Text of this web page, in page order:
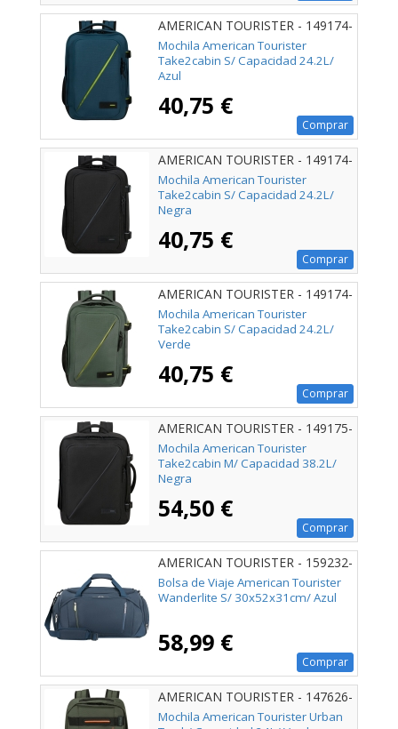
AMERICAN TOURISTER - 149174-
0528
Mochila American Tourister
Take2cabin S/ Capacidad 24.2L/
Azul
40,75 €
Comprar
AMERICAN TOURISTER - 149174-
1041
Mochila American Tourister
Take2cabin S/ Capacidad 24.2L/
Negra
40,75 €
Comprar
AMERICAN TOURISTER - 149174-
1257
Mochila American Tourister
Take2cabin S/ Capacidad 24.2L/
Verde
40,75 €
Comprar
AMERICAN TOURISTER - 149175-
1041
Mochila American Tourister
Take2cabin M/ Capacidad 38.2L/
Negra
54,50 €
Comprar
AMERICAN TOURISTER - 159232-
1265
Bolsa de Viaje American Tourister
Wanderlite S/ 30x52x31cm/ Azul
58,99 €
Comprar
AMERICAN TOURISTER - 147626-
3457
Mochila American Tourister Urban